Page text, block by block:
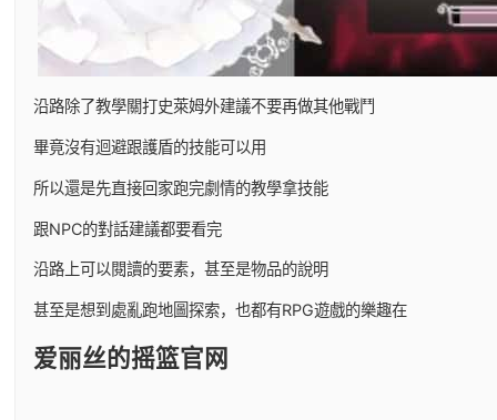
沿路除了教學關打史萊姆外建議不要再做其他戰鬥
畢竟沒有迴避跟護盾的技能可以用
所以還是先直接回家跑完劇情的教學拿技能
跟NPC的對話建議都要看完
沿路上可以閱讀的要素，甚至是物品的說明
甚至是想到處亂跑地圖探索，也都有RPG遊戲的樂趣在
爱丽丝的摇篮官网